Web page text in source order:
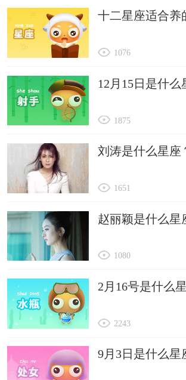
十二星座适合养
1076
12月15日是什么
1875
刘涛是什么星座
1651
赵丽颖是什么星
1080
2月16号是什么
2243
9月3日是什么星